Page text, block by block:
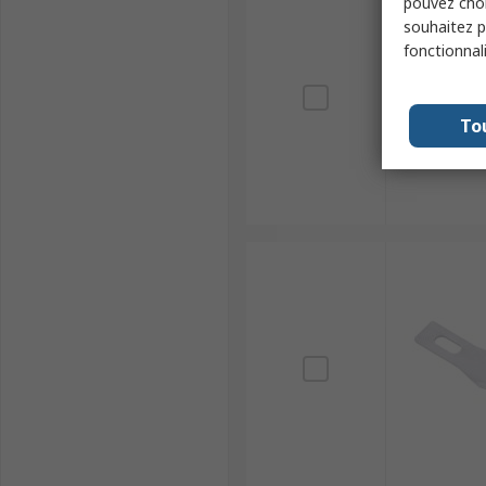
souhaitez